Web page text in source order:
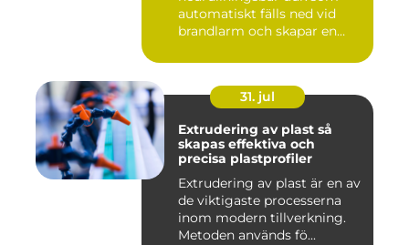
automatiskt fälls ned vid
brandlarm och skapar en
31. jul
Extrudering av plast så
skapas effektiva och
precisa plastprofiler
Extrudering av plast är en av
de viktigaste processerna
inom modern tillverkning.
Metoden används fö...